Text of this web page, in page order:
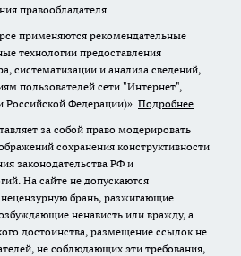
правообладателя.
применяются рекомендательные
технологии предоставления
систематизации и анализа сведений,
пользователей сети "Интернет",
Российской Федерации)». Подробнее
за собой право модерировать
сохранения конструктивности
законодательства РФ и
На сайте не допускаются
брань, разжигающие
ненависть или вражду, а
достоинства, размещение ссылок не
не соблюдающих эти требования,